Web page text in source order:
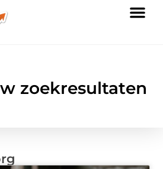
zoekresultaten